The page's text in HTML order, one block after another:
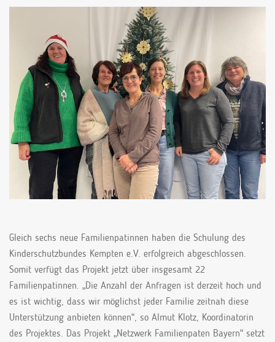
Gleich sechs neue Familienpatinnen haben die Schulung des
Kinderschutzbundes Kempten e.V. erfolgreich abgeschlossen.
Somit verfügt das Projekt jetzt über insgesamt 22
Familienpatinnen. „Die Anzahl der Anfragen ist derzeit hoch und
es ist wichtig, dass wir möglichst jeder Familie zeitnah diese
Unterstützung anbieten können“, so Almut Klotz, Koordinatorin
des Projektes. Das Projekt „Netzwerk Familienpaten Bayern“ setzt